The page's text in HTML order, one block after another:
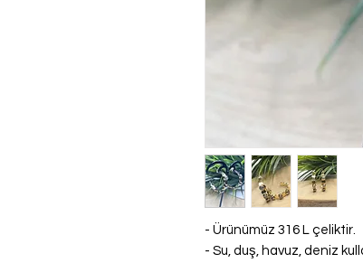
- Ürünümüz 316 L çeliktir.
- Su, duş, havuz, deniz